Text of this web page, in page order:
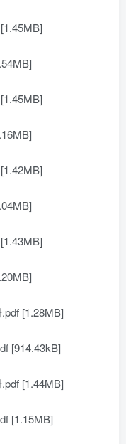
[1.28MB]
[914.43kB]
[1.44MB]
[1.15MB]